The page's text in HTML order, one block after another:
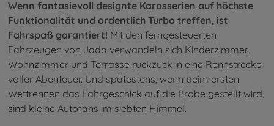
Wenn fantasievoll designte Karosserien auf höchste
Funktionalität und ordentlich Turbo treffen, ist
Fahrspaß garantiert! Mit den ferngesteuerten
Fahrzeugen von Jada verwandeln sich Kinderzimmer,
Wohnzimmer und Terrasse ruckzuck in eine Rennstrecke
voller Abenteuer. Und spätestens, wenn beim ersten
Wettrennen das Fahrgeschick auf die Probe gestellt wird,
sind kleine Autofans im siebten Himmel.